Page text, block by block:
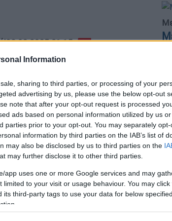
Information
sharing to third parties, or processing of your
advertising by us, please use the below opt-out
note that after your opt-out request is processed
ads based on personal information utilized by us
parties prior to your opt-out. You may separately
information by third parties on the IAB’s list of
may also be disclosed by us to third parties on the
may further disclose it to other third parties.
app uses one or more Google services and may
limited to your visit or usage behaviour. You may
its third-party tags to use your data for below
|08.02.2025 21:15
θα υποδυθεί τη
Smurfs»
η πρώτη μουσική εμφάνιση της
από τρία χρόνια απουσίας από
|01.02.2025 02:31
κοστίζει να είσαι γυναίκα
στην Ελλάδα;